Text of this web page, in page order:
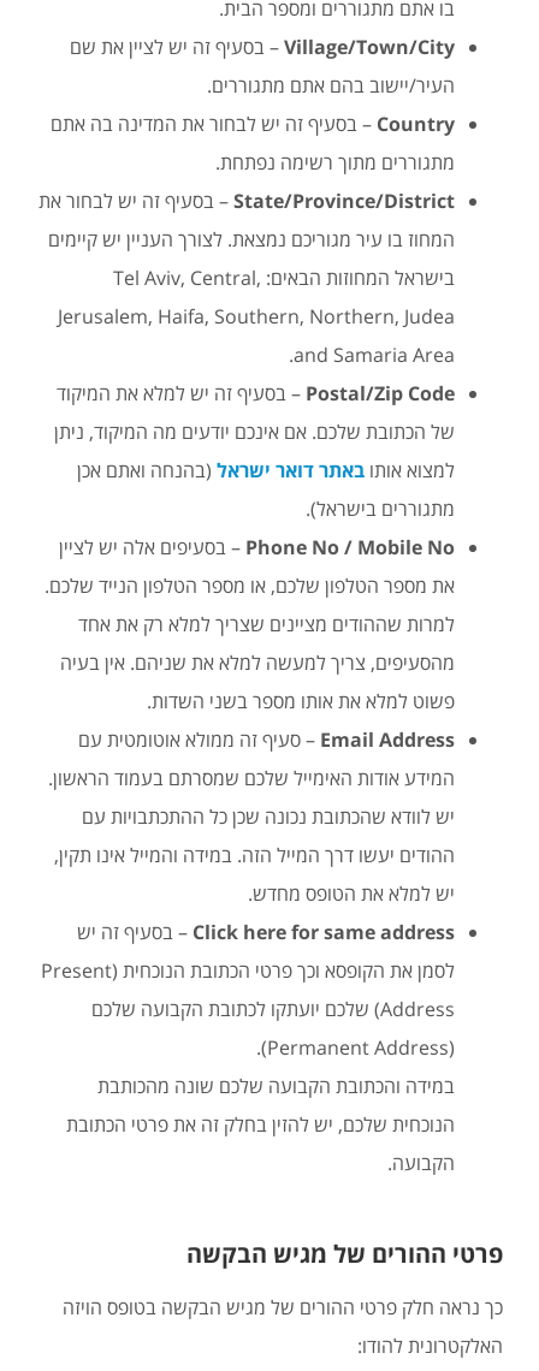
בו אתם מתגוררים ומספר הבית.
Village/Town/City– בסעיף זה יש לציין את שם
העיר/יישוב בהם אתם מתגוררים.
Country – בסעיף זה יש לבחור את המדינה בה אתם
מתגוררים מתוך רשימה נפתחת.
State/Province/District– בסעיף זה יש לבחור את
המחוז בו עיר מגוריכם נמצאת. לצורך העניין יש קיימים
בישראל המחוזות הבאים: Tel Aviv, Central,
Jerusalem, Haifa, Southern, Northern, Judea
and Samaria Area.
Postal/Zip Code – בסעיף זה יש למלא את המיקוד
של הכתובת שלכם. אם אינכם יודעים מה המיקוד, ניתן
למצוא אותו באתר דואר ישראל (בהנחה ואתם אכן
מתגוררים בישראל).
Phone No / Mobile No – בסעיפים אלה יש לציין
את מספר הטלפון שלכם, או מספר הטלפון הנייד שלכם.
למרות שההודים מציינים שצריך למלא רק את אחד
מהסעיפים, צריך למעשה למלא את שניהם. אין בעיה
פשוט למלא את אותו מספר בשני השדות.
Email Address – סעיף זה ממולא אוטומטית עם
המידע אודות האימייל שלכם שמסרתם בעמוד הראשון.
יש לוודא שהכתובת נכונה שכן כל ההתכתבויות עם
ההודים יעשו דרך המייל הזה. במידה והמייל אינו תקין,
יש למלא את הטופס מחדש.
Click here for same address – בסעיף זה יש
לסמן את הקופסא וכך פרטי הכתובת הנוכחית (Present
Address) שלכם יועתקו לכתובת הקבועה שלכם
(Permanent Address).
במידה והכתובת הקבועה שלכם שונה מהכותבת
הנוכחית שלכם, יש להזין בחלק זה את פרטי הכתובת
הקבועה.
פרטי ההורים של מגיש הבקשה
כך נראה חלק פרטי ההורים של מגיש הבקשה בטופס הויזה
האלקטרונית להודו: